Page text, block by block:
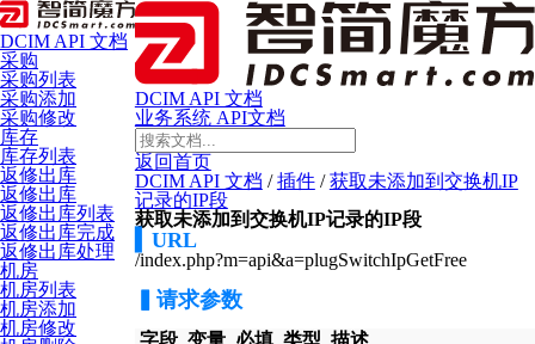
DCIM API 文档
采购
采购列表
采购添加
采购修改
库存
库存列表
返修出库
返修出库
返修出库列表
返修出库完成
返修出库处理
机房
机房列表
机房添加
机房修改
DCIM API 文档
业务系统 API文档
返回首页
DCIM API 文档 /插件/获取未添加到交换机IP
记录的IP段
获取未添加到交换机IP记录的IP段
URL
/index.php?m=api&a=plugSwitchIpGetFree
▍请求参数
字段 变量 必填 类型 描述